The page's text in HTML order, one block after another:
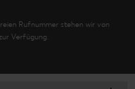
Rufnummer stehen wir von
Verfügung.